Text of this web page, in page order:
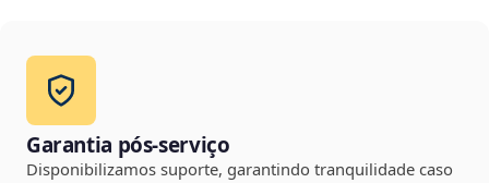
Garantia pós-serviço
Disponibilizamos suporte, garantindo tranquilidade caso